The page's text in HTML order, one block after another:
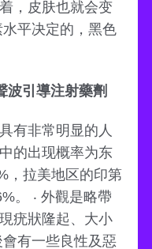
，皮肤也就会变
平决定的，黑色
引導注射藥劑
有非常明显的人
的出现概率为东
，拉美地区的印第
。 ‧ 外觀是略帶
疣狀隆起、大小
有一些良性及惡